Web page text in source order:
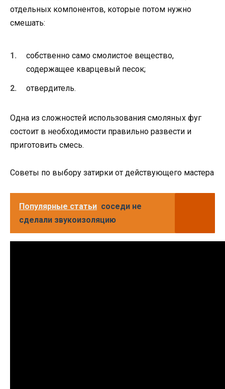
отдельных компонентов, которые потом нужно
смешать:
собственно само смолистое вещество,
содержащее кварцевый песок;
отвердитель.
Одна из сложностей использования смоляных фуг
состоит в необходимости правильно развести и
приготовить смесь.
Советы по выбору затирки от действующего мастера
Популярные статьи соседи не
сделали звукоизоляцию